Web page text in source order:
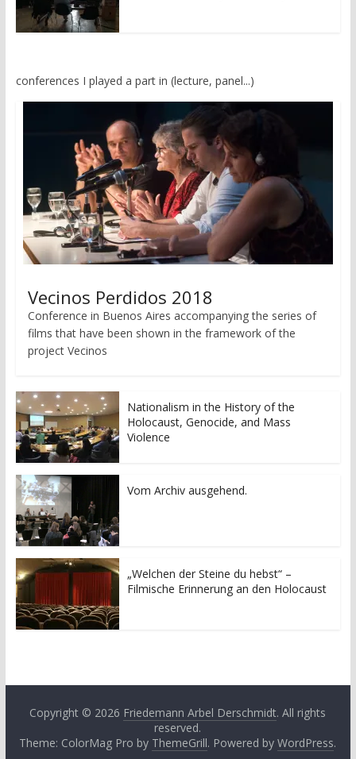
conferences I played a part in (lecture, panel...)
Vecinos Perdidos 2018
Conference in Buenos Aires accompanying the series of
films that have been shown in the framework of the
project Vecinos
Nationalism in the History of the
Holocaust, Genocide, and Mass
Violence
Vom Archiv ausgehend.
„Welchen der Steine du hebst“ –
Filmische Erinnerung an den Holocaust
Copyright © 2026 Friedemann Arbel Derschmidt. All rights
reserved.
Theme: ColorMag Pro by ThemeGrill. Powered byWordPress.